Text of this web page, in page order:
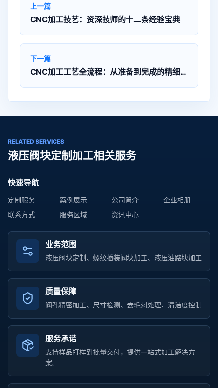
上一篇
CNC加工技艺：资深技师的十二条经验宝典
下一篇
CNC加工工艺全流程：从准备到完成的精细把控
RELATED SERVICES
液压阀块定制加工相关服务
快速导航
定制服务 案例展示 公司简介
企业相册
联系方式
服务区域 资讯中心
业务范围
液压阀块定制、螺纹插装阀块加工、液压油路块加工
质量保障
阀孔精密加工、尺寸检测、去毛刺处理、清洁度控制
服务承诺
支持样品打样到批量交付，提供一站式加工解决方
案。